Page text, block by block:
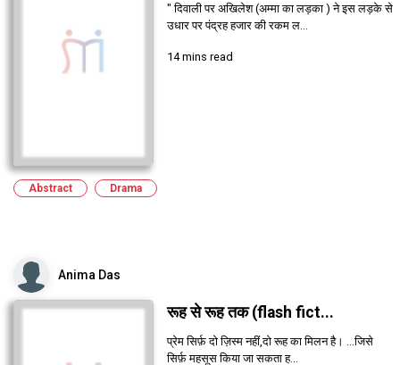
" दिवाली पर अखिलेश (अम्मा का लड़का ) ने इस लड़के से
उधार पर पंद्रह हजार की रकम ल...
14 mins read
Abstract Drama
Anima Das
रूह से रूह तक (flash fict...
प्रेम सिर्फ़ दो ज़िस्म नहीं,दो रूह का मिलन है। ...जिसे
सिर्फ़ महसूस किया जा सकता ह...